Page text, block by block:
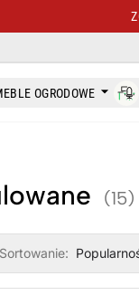
OGRODOWE
(15)
filters
Sortowanie: